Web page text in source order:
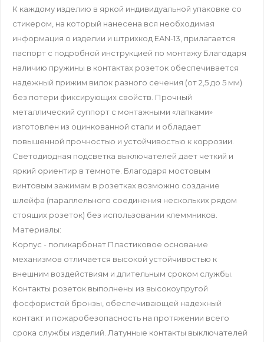
К каждому изделию в яркой индивидуальной упаковке со
стикером, на который нанесена вся необходимая
информация о изделии и штрихкод EAN-13, прилагается
паспорт с подробной инструкцией по монтажу Благодаря
наличию пружины в контактах розеток обеспечивается
надежный прижим вилок разного сечения (от 2,5 до 5 мм)
без потери фиксирующих свойств. Прочный
металлический суппорт с монтажными «лапками»
изготовлен из оцинкованной стали и обладает
повышенной прочностью и устойчивостью к коррозии.
Светодиодная подсветка выключателей дает четкий и
яркий ориентир в темноте. Благодаря мостовым
винтовым зажимам в розетках возможно создание
шлейфа (параллельного соединения нескольких рядом
стоящих розеток) без использовании клеммников.
Материалы:
Корпус - поликарбонат Пластиковое основание
механизмов отличается высокой устойчивостью к
внешним воздействиям и длительным сроком службы.
Контакты розеток выполнены из высокоупругой
фосфористой бронзы, обеспечивающей надежный
контакт и пожаробезопасность на протяжении всего
срока службы изделий. Латунные контакты выключателей